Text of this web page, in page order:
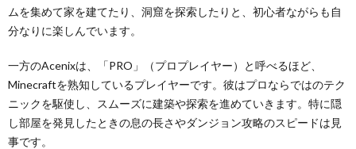
ムを集めて家を建てたり、洞窟を探索したりと、初心者ながらも自
分なりに楽しんでいます。
一方のAcenixは、「PRO」（プロプレイヤー）と呼べるほど、
Minecraftを熟知しているプレイヤーです。彼はプロならではのテク
ニックを駆使し、スムーズに建築や探索を進めていきます。特に隠
し部屋を発見したときの息の長さやダンジョン攻略のスピードは見
事です。